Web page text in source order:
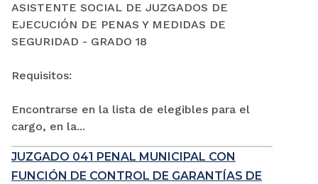
ASISTENTE SOCIAL DE JUZGADOS DE
EJECUCIÓN DE PENAS Y MEDIDAS DE
SEGURIDAD - GRADO 18
Requisitos:
Encontrarse en la lista de elegibles para el
cargo, en la...
JUZGADO 041 PENAL MUNICIPAL CON
FUNCIÓN DE CONTROL DE GARANTÍAS DE